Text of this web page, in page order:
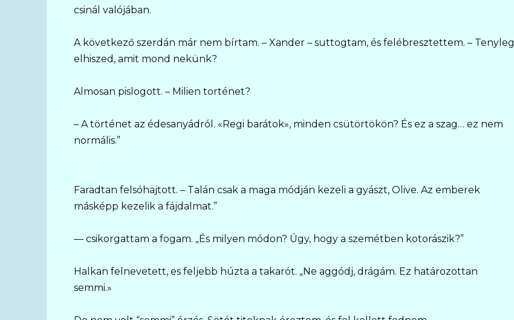
csinál valójában.
A következő szerdán már nem bírtam. – Xander – suttogtam, és felébresztettem. – Tenyleg
elhiszed, amit mond nekünk?
Almosan pislogott. – Milien torténet?
– A történet az édesanyádról. «Regi barátok», minden csütörtökön? És ez a szag… ez nem
normális.”
Faradtan felsóhajtott. – Talán csak a maga módján kezeli a gyászt, Olive. Az emberek
másképp kezelik a fájdalmat.”
— csikorgattam a fogam. „És milyen módon? Úgy, hogy a szemétben kotorászik?”
Halkan felnevetett, es feljebb húzta a takarót. „Ne aggódj, drágám. Ez határozottan
semmi.»